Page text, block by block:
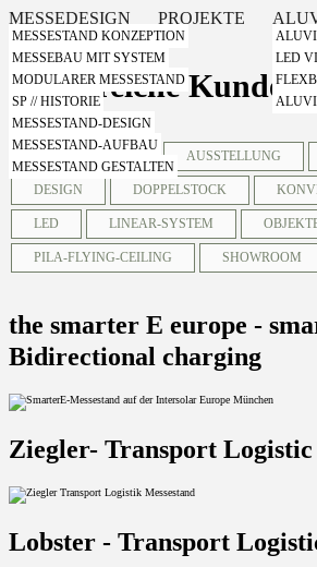
MESSEDESIGN
MESSESTAND KONZEPTION
MESSEBAU MIT SYSTEM
MODULARER MESSESTAND
SP // HISTORIE
MESSESTAND-DESIGN
MESSESTAND-AUFBAU
MESSESTAND GESTALTEN
PROJEKTE
LED
Erfolgreiche
AUSSTELLUNG
DESIGN DOPPELSTOCK
LED LINEAR-SYSTEM
PILA-FLYING-CEILING SHOWROOM
the smarter E europe -
Bidirectional charging
Ziegler- Transport Logistic
Lobster - Transport